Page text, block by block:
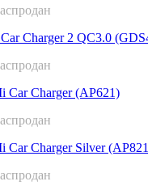
Charger 2 QC3.0
Car Charger (AP621)
Car Charger Silver